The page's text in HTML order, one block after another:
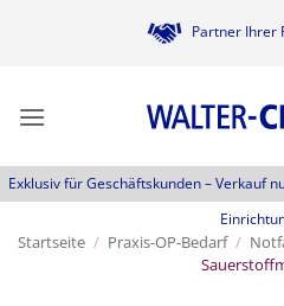
Partner Ihrer
Exklusiv für Geschäftskunden –Verkauf
Startseite / Praxis-OP-Bedarf /